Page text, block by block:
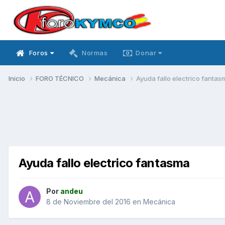
Foros Normas Donar
Inicio FORO TÉCNICO Mecánica Ayuda fallo electrico
Ayuda fallo electrico fantasma
Por andeu
8 de Noviembre del 2016 en Mecánica